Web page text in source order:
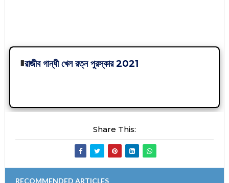
∎রাজীব গান্ধী খেল রত্ন পুরস্কার 2021
Share This:
RECOMMENDED ARTICLES